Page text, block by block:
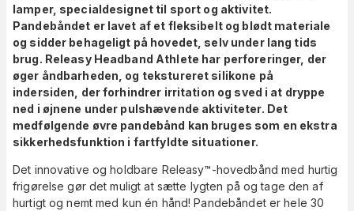
lamper, specialdesignet til sport og aktivitet.
Pandebåndet er lavet af et fleksibelt og blødt materiale
og sidder behageligt på hovedet, selv under lang tids
brug. Releasy Headband Athlete har perforeringer, der
øger åndbarheden, og tekstureret silikone på
indersiden, der forhindrer irritation og sved i at dryppe
ned i øjnene under pulshævende aktiviteter. Det
medfølgende øvre pandebånd kan bruges som en ekstra
sikkerhedsfunktion i fartfyldte situationer.
Det innovative og holdbare Releasy™-hovedbånd med hurtig
frigørelse gør det muligt at sætte lygten på og tage den af
hurtigt og nemt med kun én hånd! Pandebåndet er hele 30